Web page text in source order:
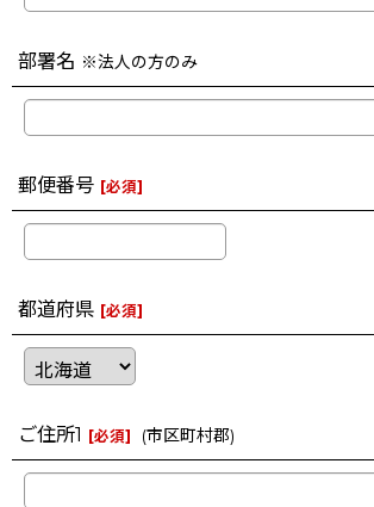
部署名 ※法人の方のみ
郵便番号 [必須]
都道府県 [必須]
ご住所1 [必須] (市区町村郡)